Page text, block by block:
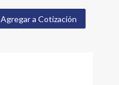
Agregar a Cotización